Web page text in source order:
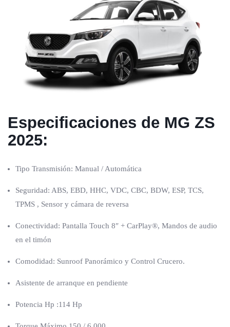
Especificaciones de MG ZS
2025:
Tipo Transmisión: Manual / Automática
Seguridad: ABS, EBD, HHC, VDC, CBC, BDW, ESP, TCS,
TPMS , Sensor y cámara de reversa
Conectividad: Pantalla Touch 8″ + CarPlay®, Mandos de audio
en el timón
Comodidad: Sunroof Panorámico y Control Crucero.
Asistente de arranque en pendiente
Potencia Hp :114 Hp